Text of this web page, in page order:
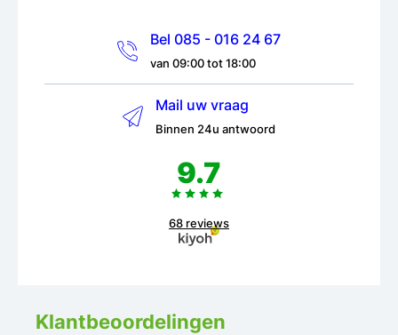
Bel 085 - 016 24 67
van 09:00 tot 18:00
Mail uw vraag
Binnen 24u antwoord
9.7
68 reviews
Klantbeoordelingen